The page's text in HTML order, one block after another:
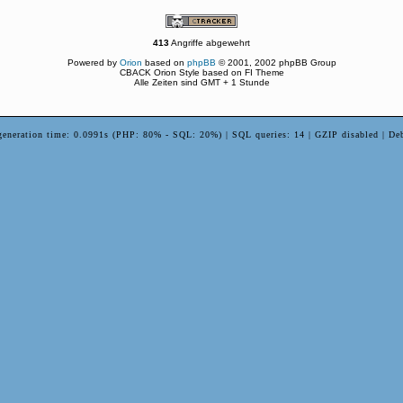
413Angriffe abgewehrt
Powered by Orion based on phpBB © 2001, 2002 phpBB Group
CBACK Orion Style based on FI Theme
Alle Zeiten sind GMT + 1 Stunde
time: 0.0991s (PHP: 80% - SQL: 20%) | SQL queries: 14 | GZIP disabled |